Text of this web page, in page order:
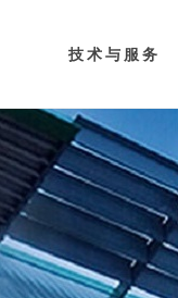
技术与服务